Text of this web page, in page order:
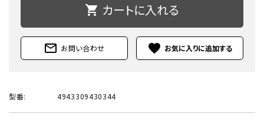
shopping_cart カートに入れる
mail_outline お問い合わせ favorite
型番: 4943309430344